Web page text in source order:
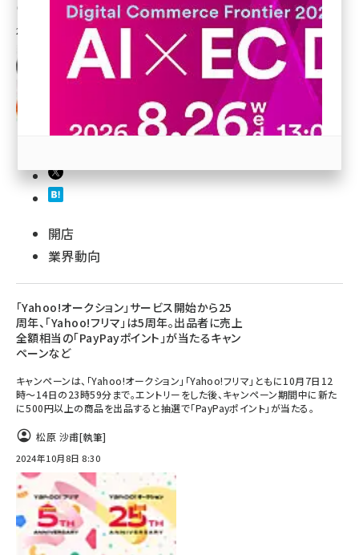
base (1085)
ビィ・フォアード (786)
revico (746)
鳥栖 剛[執筆]
2024年6月4日 7:30
開店
業界動向
「Yahoo!オークション」サービス開始から25
周年、「Yahoo!フリマ」は5周年。出品者に売上
全額相当の「PayPayポイント」が当たるキャン
ペーンなど
キャンペーンは、「Yahoo!オークション」「Yahoo!フリマ」ともに10月7日12
時～14日の23時59分まで。エントリーをした後、キャンペーン期間中に新た
に500円以上の商品を出品すると抽選で「PayPayポイント」が当たる。
松原 沙甫[執筆]
2024年10月8日 8:30
参加登録はこちら↑